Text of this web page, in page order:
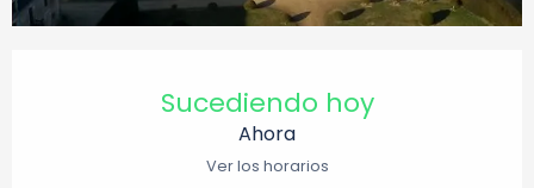
Sucediendo hoy
Ahora
Ver los horarios